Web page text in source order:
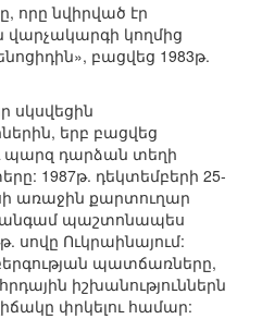
որը նվիրված էր
վարչակարգի կողմից
բացվեց 1983թ.
սկսվեցին
երբ բացվեց
պարզ դարձան տեղի
1987թ. դեկտեմբերի 25-
առաջին քարտուղար
անգամ պաշտոնապես
սովը Ուկրաինայում:
պատճառները,
իշխանություններն
փրկելու համար: